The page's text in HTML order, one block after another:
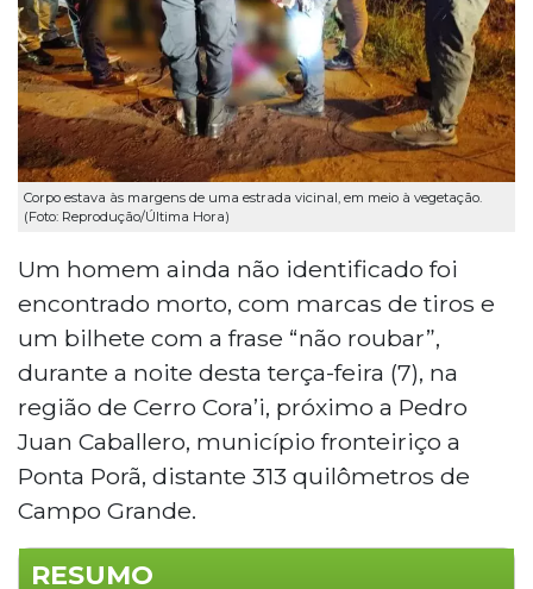
Corpo estava às margens de uma estrada vicinal, em meio à vegetação.
(Foto: Reprodução/Última Hora)
Um homem ainda não identificado foi
encontrado morto, com marcas de tiros e
um bilhete com a frase “não roubar”,
durante a noite desta terça-feira (7), na
região de Cerro Cora’i, próximo a Pedro
Juan Caballero, município fronteiriço a
Ponta Porã, distante 313 quilômetros de
Campo Grande.
RESUMO